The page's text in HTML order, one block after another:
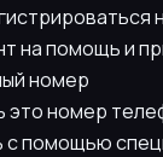
на помощь и
номер
это номер
с помощью